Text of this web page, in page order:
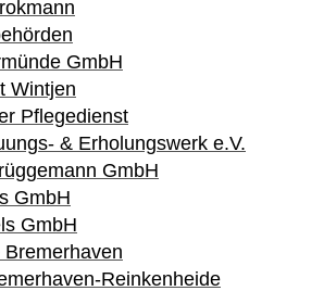
GmbH
Wintjen
Pflegedienst
& Erholungswerk e.V.
GmbH
GmbH
GmbH
Reinkenheide